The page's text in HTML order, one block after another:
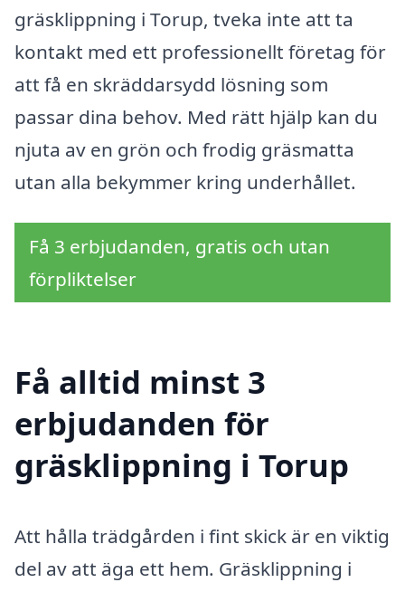
gräsklippning i Torup, tveka inte att ta
kontakt med ett professionellt företag för
att få en skräddarsydd lösning som
passar dina behov. Med rätt hjälp kan du
njuta av en grön och frodig gräsmatta
utan alla bekymmer kring underhållet.
Få 3 erbjudanden, gratis och utan
förpliktelser
Få alltid minst 3
erbjudanden för
gräsklippning i Torup
Att hålla trädgården i fint skick är en viktig
del av att äga ett hem. Gräsklippning i